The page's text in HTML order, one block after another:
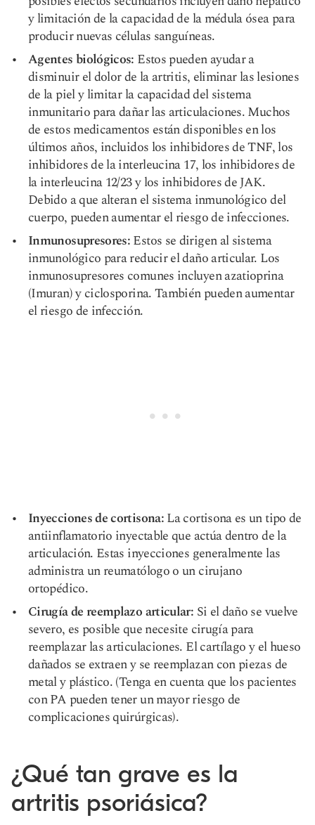
y limitación de la capacidad de la médula ósea para
producir nuevas células sanguíneas.
Agentes biológicos: Estos pueden ayudar a
disminuir el dolor de la artritis, eliminar las lesiones
de la piel y limitar la capacidad del sistema
inmunitario para dañar las articulaciones. Muchos
de estos medicamentos están disponibles en los
últimos años, incluidos los inhibidores de TNF, los
inhibidores de la interleucina 17, los inhibidores de
la interleucina 12/23 y los inhibidores de JAK.
Debido a que alteran el sistema inmunológico del
cuerpo, pueden aumentar el riesgo de infecciones.
Inmunosupresores:Estos se dirigen al sistema
inmunológico para reducir el daño articular. Los
inmunosupresores comunes incluyen azatioprina
(Imuran) y ciclosporina. También pueden aumentar
el riesgo de infección.
Inyecciones de cortisona:La cortisona es un tipo de
antiinflamatorio inyectable que actúa dentro de la
articulación. Estas inyecciones generalmente las
administra un reumatólogo o un cirujano
ortopédico.
Cirugía de reemplazo articular: Si el daño se vuelve
severo, es posible que necesite cirugía para
reemplazar las articulaciones. El cartílago y el hueso
dañados se extraen y se reemplazan con piezas de
metal y plástico. (Tenga en cuenta que los pacientes
con PA pueden tener un mayor riesgo de
complicaciones quirúrgicas).
¿Qué tan grave es la
artritis psoriásica?